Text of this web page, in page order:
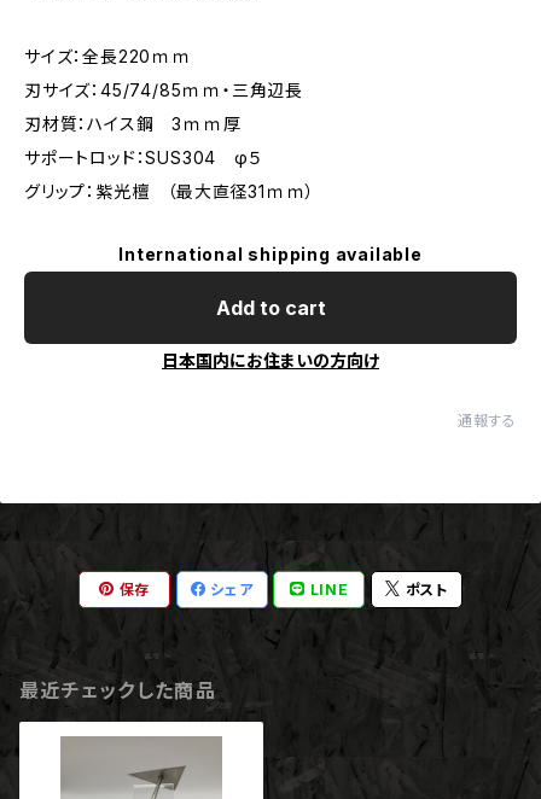
サイズ：全長220ｍｍ
刃サイズ：45/74/85ｍｍ・三角辺長
刃材質：ハイス鋼 3ｍｍ厚
サポートロッド：SUS304 φ５
グリップ：紫光檀 （最大直径31ｍｍ）
International shipping available
Add to cart
日本国内にお住まいの方向け
通報する
保存 シェア LINE ポスト
最近チェックした商品